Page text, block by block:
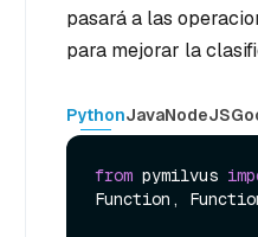
pasará a las
para mejorar la
PythonJavaNodeJSGo
from pymilvus
Function,